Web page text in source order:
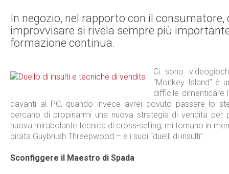
In negozio, nel rapporto con il
improvvisare si rivela sempre più
formazione continua.
Ci sono
“Monkey Island” è
difficile dimenticare
davanti al PC, quando invece avrei dovuto passare lo
cercano di propinarmi una nuova strategia di vendita
nuova mirabolante tecnica di cross-selling, mi tornano in
pirata Guybrush Threepwood – e i suoi “duelli di insulti”.
Sconfiggere il Maestro di Spada